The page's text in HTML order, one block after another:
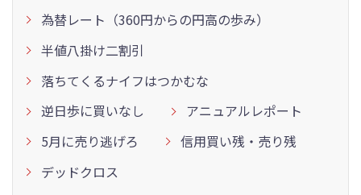
為替レート（360円からの円高の歩み）
半値八掛け二割引
落ちてくるナイフはつかむな
逆日歩に買いなし
アニュアルレポート
5月に売り逃げろ
信用買い残・売り残
デッドクロス